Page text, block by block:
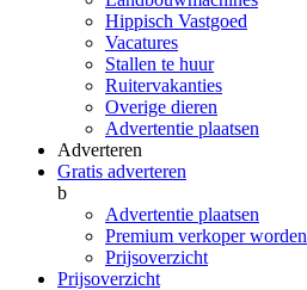
Hippisch Vastgoed
Vacatures
Stallen te huur
Ruitervakanties
Overige dieren
Advertentie plaatsen
Adverteren
Gratis adverteren
b
Advertentie plaatsen
Premium verkoper worden
Prijsoverzicht
Prijsoverzicht